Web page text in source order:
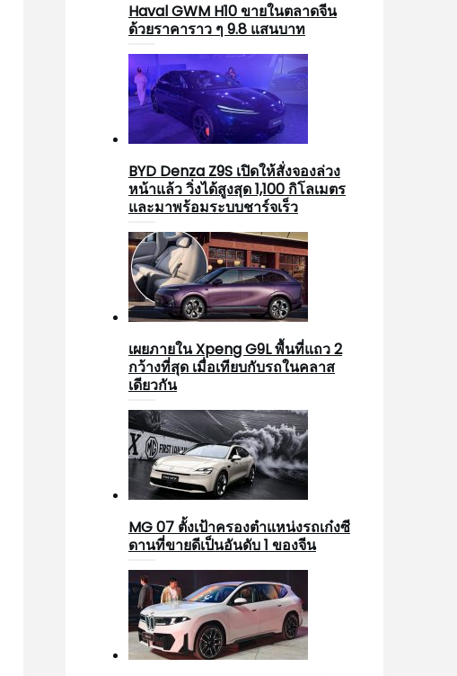
Haval GWM H10 ขายในตลาดจีน
ด้วยราคาราว ๆ 9.8 แสนบาท
BYD Denza Z9S เปิดให้สั่งจองล่วง
หน้าแล้ว วิ่งได้สูงสุด 1,100 กิโลเมตร
และมาพร้อมระบบชาร์จเร็ว
เผยภายใน Xpeng G9L พื้นที่แถว 2
กว้างที่สุด เมื่อเทียบกับรถในคลาส
เดียวกัน
MG 07 ตั้งเป้าครองตำแหน่งรถเก๋งซี
ดานที่ขายดีเป็นอันดับ 1 ของจีน